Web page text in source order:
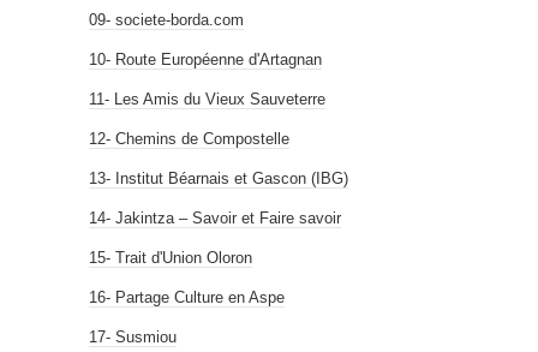
09- societe-borda.com
10- Route Européenne d'Artagnan
11- Les Amis du Vieux Sauveterre
12- Chemins de Compostelle
13- Institut Béarnais et Gascon (IBG)
14- Jakintza – Savoir et Faire savoir
15- Trait d'Union Oloron
16- Partage Culture en Aspe
17- Susmiou